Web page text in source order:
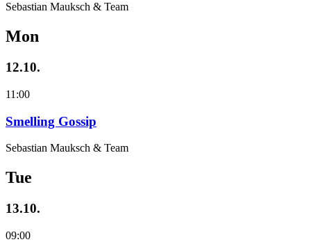
Sebastian Mauksch & Team
Mon
12.10.
11:00
Smelling Gossip
Sebastian Mauksch & Team
Tue
13.10.
09:00